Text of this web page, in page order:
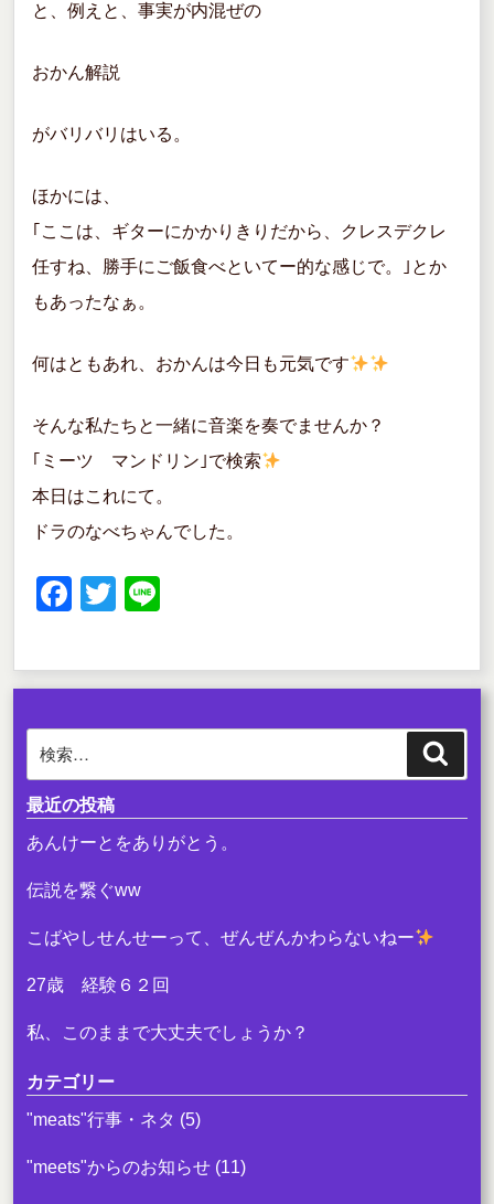
と、例えと、事実が内混ぜの
おかん解説
がバリバリはいる。
ほかには、
｢ここは、ギターにかかりきりだから、クレスデクレ
任すね、勝手にご飯食べといてー的な感じで。｣とか
もあったなぁ。
何はともあれ、おかんは今日も元気です
そんな私たちと一緒に音楽を奏でませんか？
｢ミーツ マンドリン｣で検索
本日はこれにて。
ドラのなべちゃんでした。
F
c
e
b
o
o
k
T
tt
er
e
検
最近の投稿
あんけーとをありがとう。
伝説を繋ぐww
こばやしせんせーって、ぜんぜんかわらないねー
27歳 経験６２回
私、このままで大丈夫でしょうか？
カテゴリー
"meats"行事・ネタ (5)
"meets"からのお知らせ (11)